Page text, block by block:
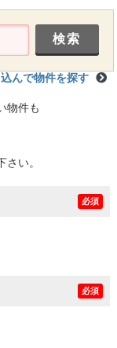
んで物件を探す
物件も
い。
必須
必須